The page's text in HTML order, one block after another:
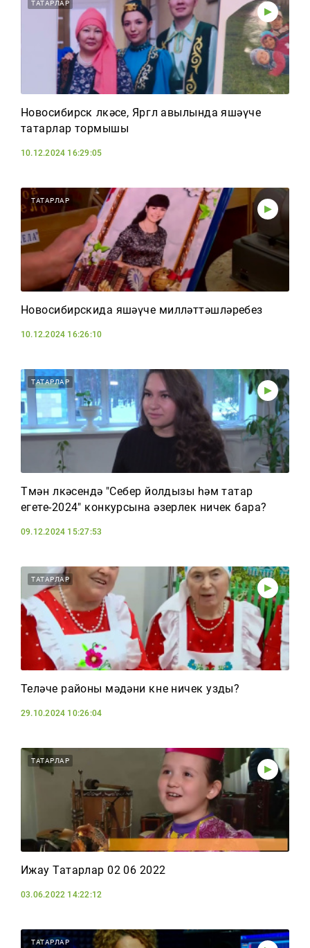
Тагын
ТАТАРЛАР
Новосибирск өлкәсе, Яргөл авылында яшәүче
татарлар тормышы
10.12.2024 16:29:05
ТАТАРЛАР
Новосибирскида яшәүче милләттәшләребез
10.12.2024 16:26:10
ТАТАРЛАР
Төмән өлкәсендә "Себер йолдызы һәм татар
егете-2024" конкурсына әзерлек ничек бара?
09.12.2024 15:27:53
ТАТАРЛАР
Теләче районы мәдәни көне ничек узды?
29.10.2024 10:26:04
ТАТАРЛАР
Ижау Татарлар 02 06 2022
03.06.2022 14:22:12
ТАТАРЛАР